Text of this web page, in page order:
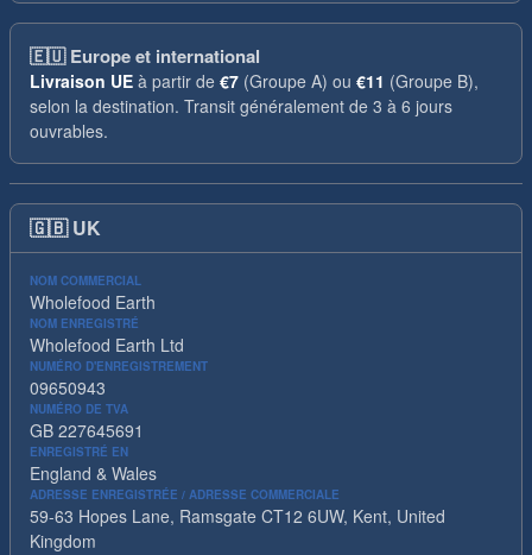
🇪🇺Europe et international
Livraison UE à partir de €7 (Groupe A) ou €11 (Groupe B),
selon la destination. Transit généralement de 3 à 6 jours
ouvrables.
🇬🇧 UK
NOM COMMERCIAL
Wholefood Earth
NOM ENREGISTRÉ
Wholefood Earth Ltd
NUMÉRO D'ENREGISTREMENT
09650943
NUMÉRO DE TVA
GB 227645691
ENREGISTRÉ EN
England & Wales
ADRESSE ENREGISTRÉE / ADRESSE COMMERCIALE
59-63 Hopes Lane, Ramsgate CT12 6UW, Kent, United
Kingdom